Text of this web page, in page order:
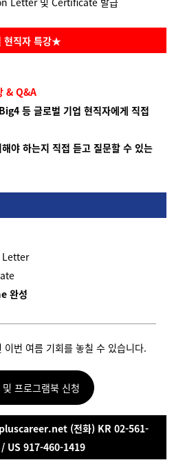
현직자 특강★
& Q&A
등 글로벌 기업 현직자에게 직접
야 하는지 직접 듣고 질문할 수 있는
완성
이번 여름 기회를 놓칠 수 있습니다.
프로그램북 신청
(전화) KR 02-561-
US 917-460-1419